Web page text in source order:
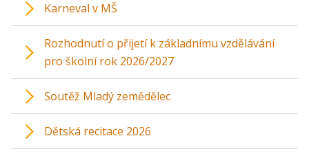
Karneval v MŠ
Rozhodnutí o přijetí k základnímu vzdělávání
pro školní rok 2026/2027
Soutěž Mladý zemědělec
Dětská recitace 2026